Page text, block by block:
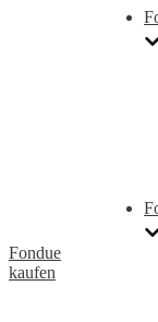
Fondue
kaufen